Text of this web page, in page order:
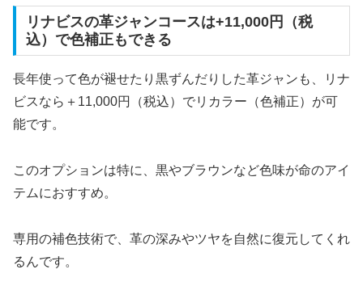
リナビスの革ジャンコースは+11,000円（税
込）で色補正もできる
長年使って色が褪せたり黒ずんだりした革ジャンも、リナ
ビスなら＋11,000円（税込）でリカラー（色補正）が可
能です。
このオプションは特に、黒やブラウンなど色味が命のアイ
テムにおすすめ。
専用の補色技術で、革の深みやツヤを自然に復元してくれ
るんです。